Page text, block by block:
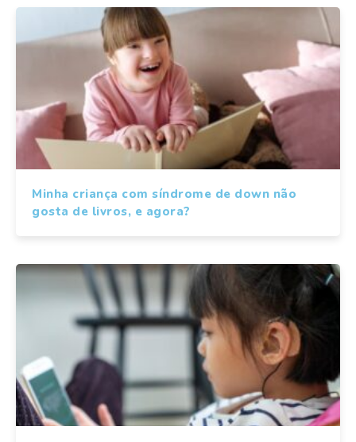
Minha criança com síndrome de down não
gosta de livros, e agora?